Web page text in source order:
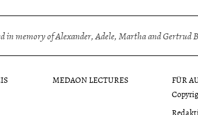
in memory of Alexander, Adele, Martha and Gertrud
MEDAON LECTURES
FÜR